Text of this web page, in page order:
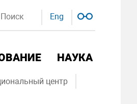
Eng
НАУКА
центр